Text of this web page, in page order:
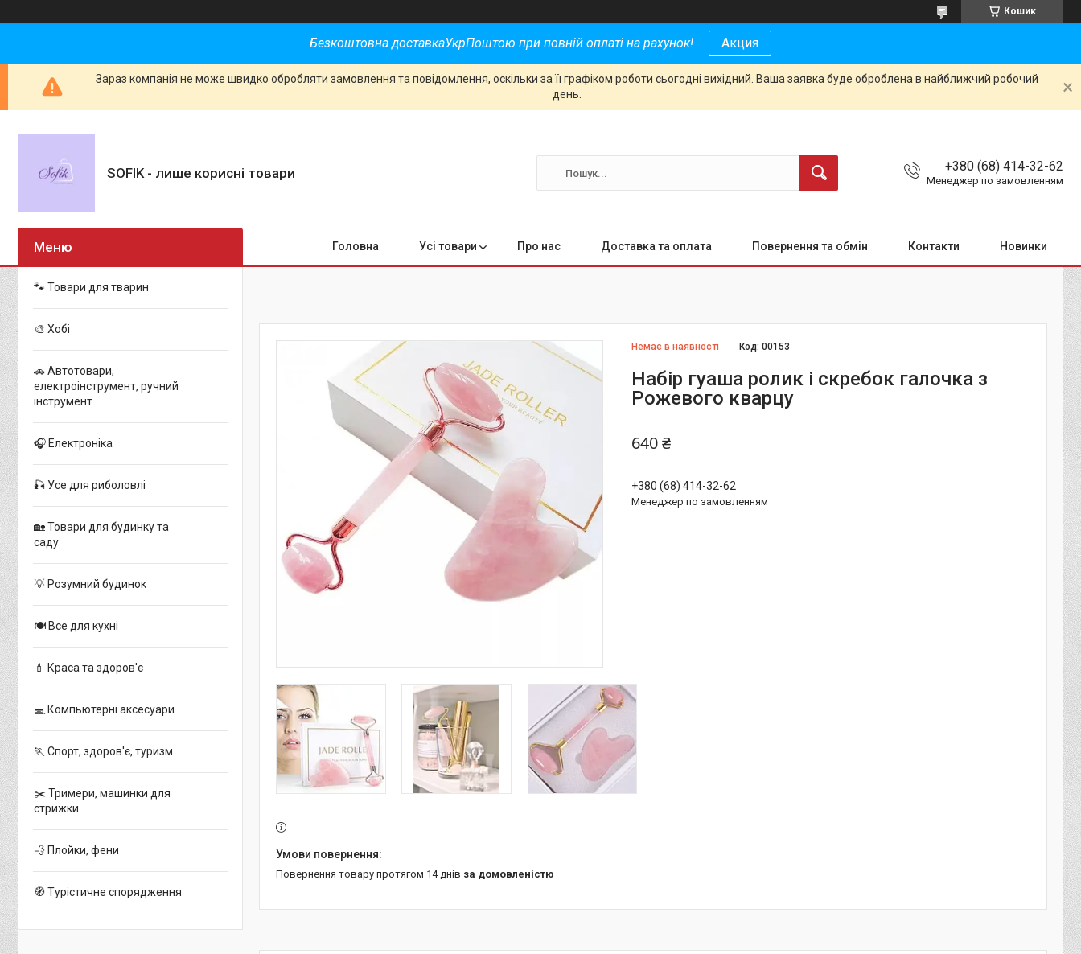
Кошик
Безкоштовна доставкаУкрПоштою при повній оплаті на рахунок! Акция
Зараз компанія не може швидко обробляти замовлення та повідомлення, оскільки за її графіком роботи сьогодні вихідний. Ваша заявка буде оброблена в найближчий робочий
день.
SOFIK - лише корисні товари +380 (68) 414-32-62
Менеджер по замовленням
Головна Усі товари Про нас Доставка та оплата Повернення та обмін Контакти Новинки
Немає в наявності Код:00153
Набір гуаша ролик і скребок галочка з
Рожевого кварцу
640 ₴
+380 (68) 414-32-62
Менеджер по замовленням
повернення товару протягом 14 днів за домовленістю
🐾 Товари для тварин
🎨 Хобі
🚗 Автотовари,
електроінструмент, ручний
інструмент
🎧 Електроніка
🎣 Усе для риболовлі
🏡 Товари для будинку та
саду
💡 Розумний будинок
🍽 Все для кухні
💄 Краса та здоров'є
💻 Компьютерні аксесуари
🏃 Спорт, здоров'є, туризм
✂️ Тримери, машинки для
стрижки
💨 Плойки, фени
🧭 Турістичне спорядження